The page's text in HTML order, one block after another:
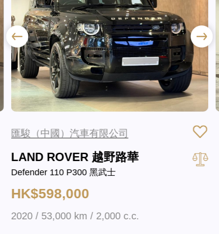
匯駿（中國）汽車有限公司
LAND ROVER 越野路華
Defender 110 P300 黑武士
HK$598,000
2020 / 53,000 km / 2,000 c.c.